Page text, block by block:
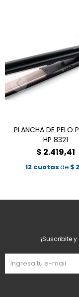
PLANCHA DE PELO
HP 8321
$ 2.419,41
12 cuotasde $
¡Suscribite